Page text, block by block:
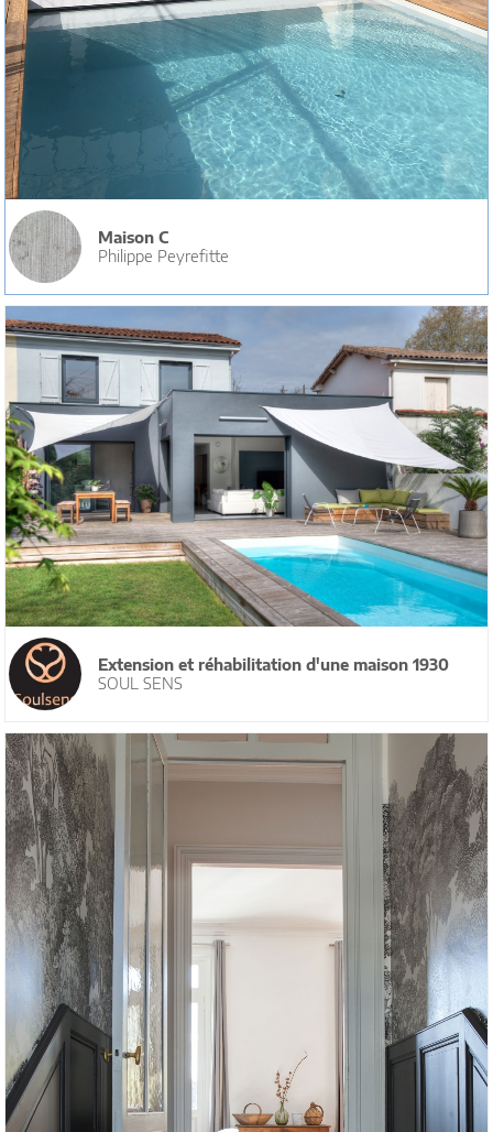
Maison C
Philippe Peyrefitte
Extension et réhabilitation d'une maison 1930
SOUL SENS